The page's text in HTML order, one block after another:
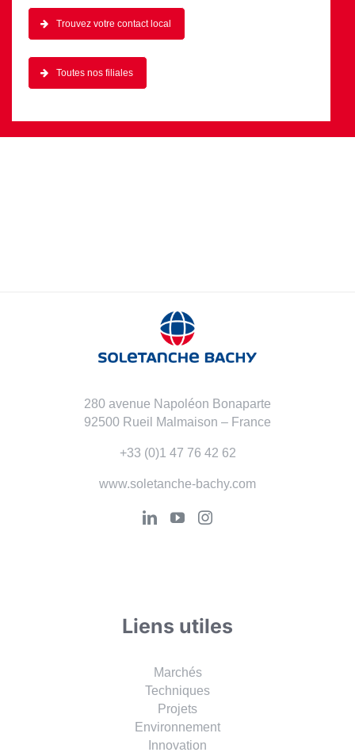
Trouvez votre contact local
Toutes nos filiales
280 avenue Napoléon Bonaparte
92500 Rueil Malmaison – France
+33 (0)1 47 76 42 62
www.soletanche-bachy.com
Liens utiles
Marchés
Techniques
Projets
Environnement
Innovation